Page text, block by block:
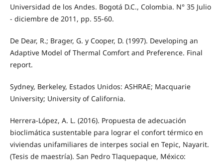
Universidad de los Andes. Bogotá D.C., Colombia. N° 35 Julio
- diciembre de 2011, pp. 55-60.
De Dear, R.; Brager, G. y Cooper, D. (1997). Developing an
Adaptive Model of Thermal Comfort and Preference. Final
report.
Sydney, Berkeley, Estados Unidos: ASHRAE; Macquarie
University; University of California.
Herrera-López, A. L. (2016). Propuesta de adecuación
bioclimática sustentable para lograr el confort térmico en
viviendas unifamiliares de interpes social en Tepic, Nayarit.
(Tesis de maestría). San Pedro Tlaquepaque, México: